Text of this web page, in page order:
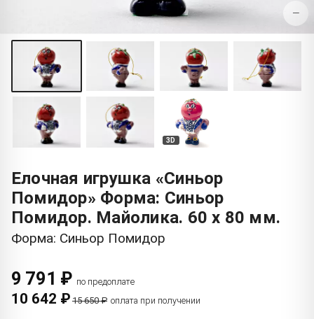
−
3D
Елочная игрушка «Синьор
Помидор» Форма: Синьор
Помидор. Майолика. 60 x 80 мм.
Форма: Синьор Помидор
9 791 ₽ по предоплате
10 642 ₽ 15 650 ₽ оплата при получении